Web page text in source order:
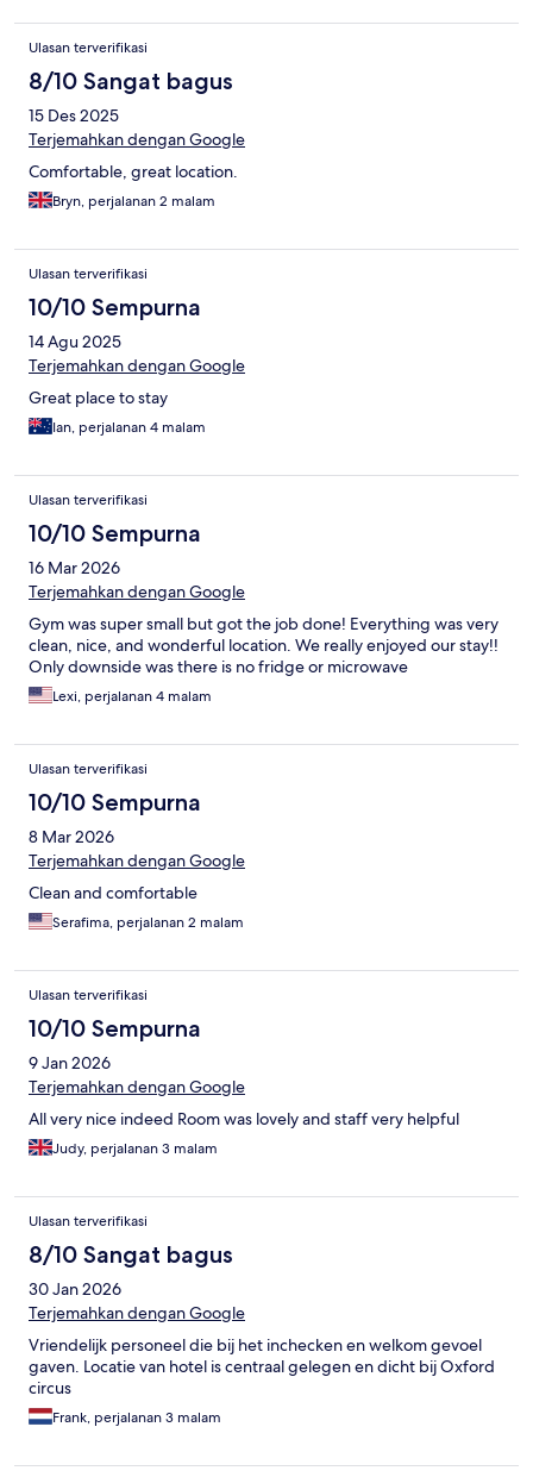
Ulasan terverifikasi
8/10 Sangat bagus
15 Des 2025
Terjemahkan dengan Google
Comfortable, great location.
Bryn, perjalanan 2 malam
Ulasan terverifikasi
10/10 Sempurna
14 Agu 2025
Terjemahkan dengan Google
Great place to stay
Ian, perjalanan 4 malam
Ulasan terverifikasi
10/10 Sempurna
16 Mar 2026
Terjemahkan dengan Google
Gym was super small but got the job done! Everything was very
clean, nice, and wonderful location. We really enjoyed our stay!!
Only downside was there is no fridge or microwave
Lexi, perjalanan 4 malam
Ulasan terverifikasi
10/10 Sempurna
8 Mar 2026
Terjemahkan dengan Google
Clean and comfortable
Serafima, perjalanan 2 malam
Ulasan terverifikasi
10/10 Sempurna
9 Jan 2026
Terjemahkan dengan Google
All very nice indeed Room was lovely and staff very helpful
Judy, perjalanan 3 malam
Ulasan terverifikasi
8/10 Sangat bagus
30 Jan 2026
Terjemahkan dengan Google
Vriendelijk personeel die bij het inchecken en welkom gevoel
gaven. Locatie van hotel is centraal gelegen en dicht bij Oxford
circus
Frank, perjalanan 3 malam